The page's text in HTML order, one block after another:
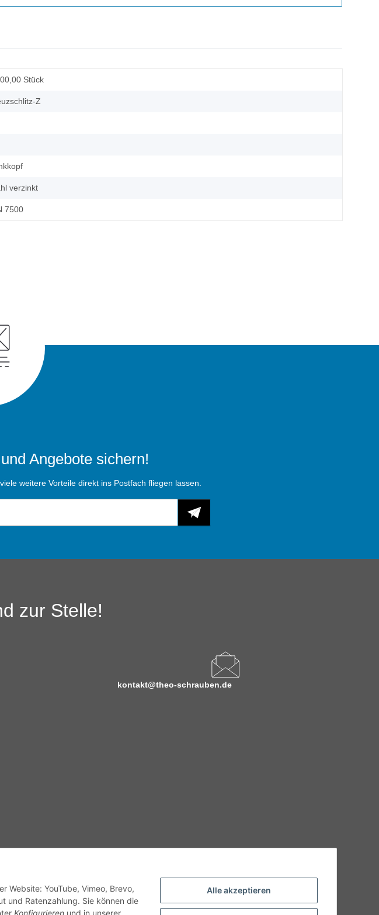
Alle akzeptieren
Website: YouTube, Vimeo, Brevo,
und Ratenzahlung. Sie können die
Konfigurieren und in unserer
Stück
Z
verzinkt
7500
Angebote sichern!
weitere Vorteile direkt ins Postfach fliegen lassen.
zur Stelle!
kontakt@theo-schrauben.de
sein und vom Produkt abweichen.